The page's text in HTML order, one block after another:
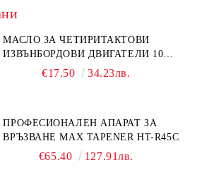
МАСЛО ЗА ЧЕТИРИТАКТОВИ
ИЗВЪНБОРДОВИ ДВИГАТЕЛИ 10W-
30 HONDA MARINE 08221-999-
€17.50 34.23лв.
ПРОФЕСИОНАЛЕН АПАРАТ ЗА
ВРЪЗВАНЕ MAX TAPENER HT-R45C
€65.40 127.91лв.